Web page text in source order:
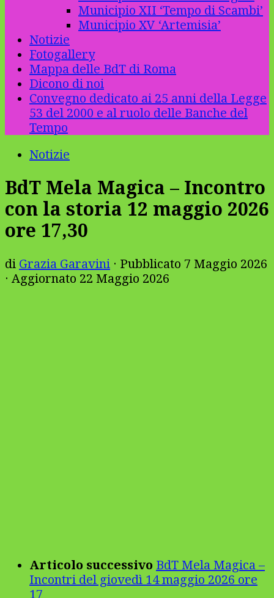
Municipio XII ‘Tempo di Scambi’
Municipio XV ‘Artemisia’
Notizie
Fotogallery
Mappa delle BdT di Roma
Dicono di noi
Convegno dedicato ai 25 anni della Legge
53 del 2000 e al ruolo delle Banche del
Tempo
Notizie
BdT Mela Magica – Incontro
con la storia 12 maggio 2026
ore 17,30
di Grazia Garavini · Pubblicato 7 Maggio 2026
· Aggiornato 22 Maggio 2026
Articolo successivo BdT Mela Magica –
Incontri del giovedì 14 maggio 2026 ore
17